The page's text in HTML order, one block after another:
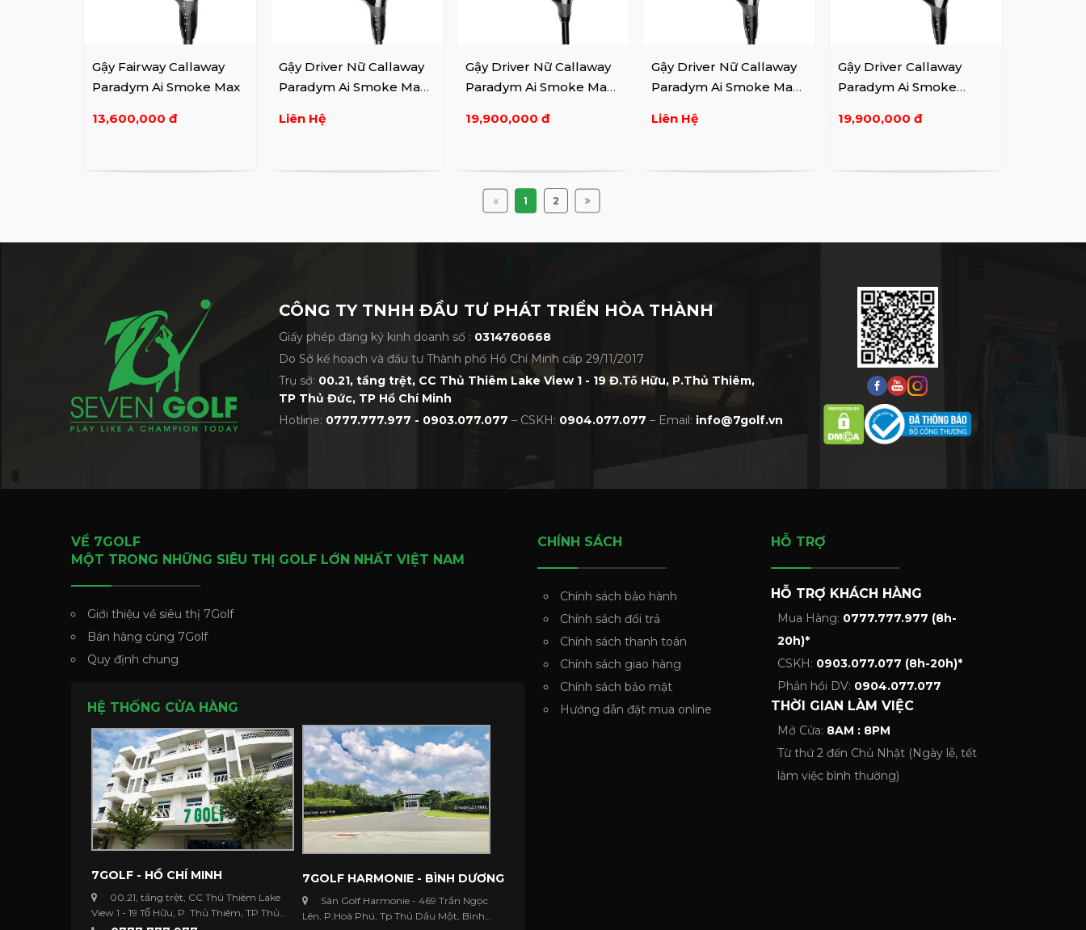
Gậy Fairway Callaway
Paradym Ai Smoke Max
13,600,000 đ
Gậy Driver Nữ Callaway
Paradym Ai Smoke Max
Liên Hệ
Gậy Driver Nữ Callaway
Paradym Ai Smoke Max
19,900,000 đ
Gậy Driver Nữ Callaway
Paradym Ai Smoke Max
Liên Hệ
Gậy Driver Callaway
Paradym Ai Smoke
19,900,000 đ
1 2
CÔNG TY TNHH ĐẦU TƯ PHÁT TRIỂN HÒA THÀNH
Giấy phép đăng ký kinh doanh số : 0314760668
Do Sở kế hoạch và đầu tư Thành phố Hồ Chí Minh cấp 29/11/2017
Trụ sở: 00.21, tầng trệt, CC Thủ Thiêm Lake View 1 - 19 Đ.Tố Hữu, P.Thủ Thiêm,
TP Thủ Đức, TP Hồ Chí Minh
Hotline: 0777.777.977 - 0903.077.077 – CSKH: 0904.077.077 – Email: info@7golf.vn
VỀ 7GOLF
MỘT TRONG NHỮNG SIÊU THỊ GOLF LỚN NHẤT VIỆT NAM
Giới thiệu về siêu thị 7Golf
Bán hàng cùng 7Golf
Quy định chung
HỆ THỐNG CỬA HÀNG
7GOLF - HỒ CHÍ MINH
00.21, tầng trệt, CC Thủ Thiêm Lake
View 1 - 19 Tố Hữu, P. Thủ Thiêm, TP Thủ
7GOLF HARMONIE - BÌNH DƯƠNG
Sân Golf Harmonie - 469 Trần Ngọc
Lên, P.Hoà Phú, Tp Thủ Dầu Một, Bình
CHÍNH SÁCH
Chính sách bảo hành
Chính sách đổi trả
Chính sách thanh toán
Chính sách giao hàng
Chính sách bảo mật
Hướng dẫn đặt mua online
HỖ TRỢ
HỖ TRỢ KHÁCH HÀNG
Mua Hàng: 0777.777.977 (8h-
20h)*
CSKH: 0903.077.077 (8h-20h)*
Phản hồi DV: 0904.077.077
THỜI GIAN LÀM VIỆC
Mở Cửa: 8AM : 8PM
Từ thứ 2 đến Chủ Nhật (Ngày lễ, tết
làm việc bình thường)